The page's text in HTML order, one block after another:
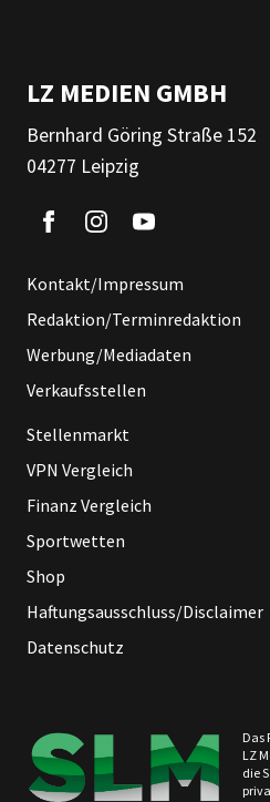
LZ MEDIEN GMBH
Bernhard Göring Straße 152
04277 Leipzig
Kontakt/Impressum
Redaktion/Terminredaktion
Werbung/Mediadaten
Verkaufsstellen
Stellenmarkt
VPN Vergleich
Finanz Vergleich
Sportwetten
Shop
Haftungsausschluss/Disclaimer
Datenschutz
Das
LZ
die